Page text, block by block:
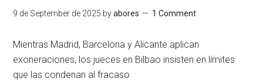
9 de September de 2025 byabores 1 Comment
Mientras Madrid, Barcelona y Alicante aplican
exoneraciones, los jueces en Bilbao insisten en límites
que las condenan al fracaso